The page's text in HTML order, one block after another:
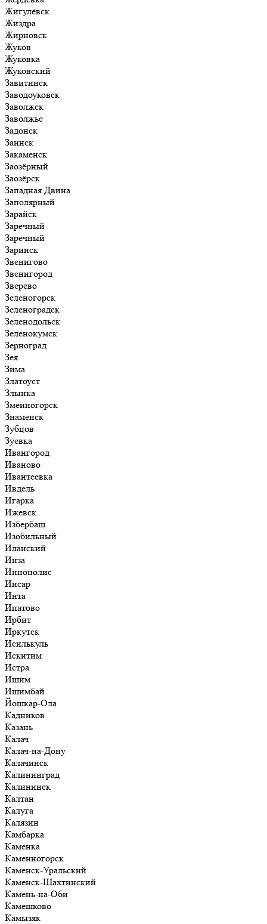
Жигулёвск
Жиздра
Жирновск
Жуков
Жуковка
Жуковский
Завитинск
Заводоуковск
Заволжск
Заволжье
Задонск
Заинск
Закаменск
Заозёрный
Заозёрск
Западная Двина
Заполярный
Зарайск
Заречный
Заречный
Заринск
Звенигово
Звенигород
Зверево
Зеленогорск
Зеленоградск
Зеленодольск
Зеленокумск
Зерноград
Зея
Зима
Златоуст
Злынка
Змеиногорск
Знаменск
Зубцов
Зуевка
Ивангород
Иваново
Ивантеевка
Ивдель
Игарка
Ижевск
Избербаш
Изобильный
Иланский
Инза
Иннополис
Инсар
Инта
Ипатово
Ирбит
Иркутск
Исилькуль
Искитим
Истра
Ишим
Ишимбай
Йошкар-Ола
Кадников
Казань
Калач
Калач-на-Дону
Калачинск
Калининград
Калининск
Калтан
Калуга
Калязин
Камбарка
Каменка
Каменногорск
Каменск-Уральский
Каменск-Шахтинский
Камень-на-Оби
Камешково
Камызяк